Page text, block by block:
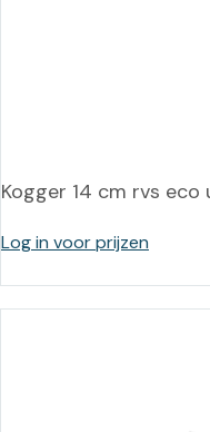
Kogger 14 cm rvs eco
Log in voor prijzen